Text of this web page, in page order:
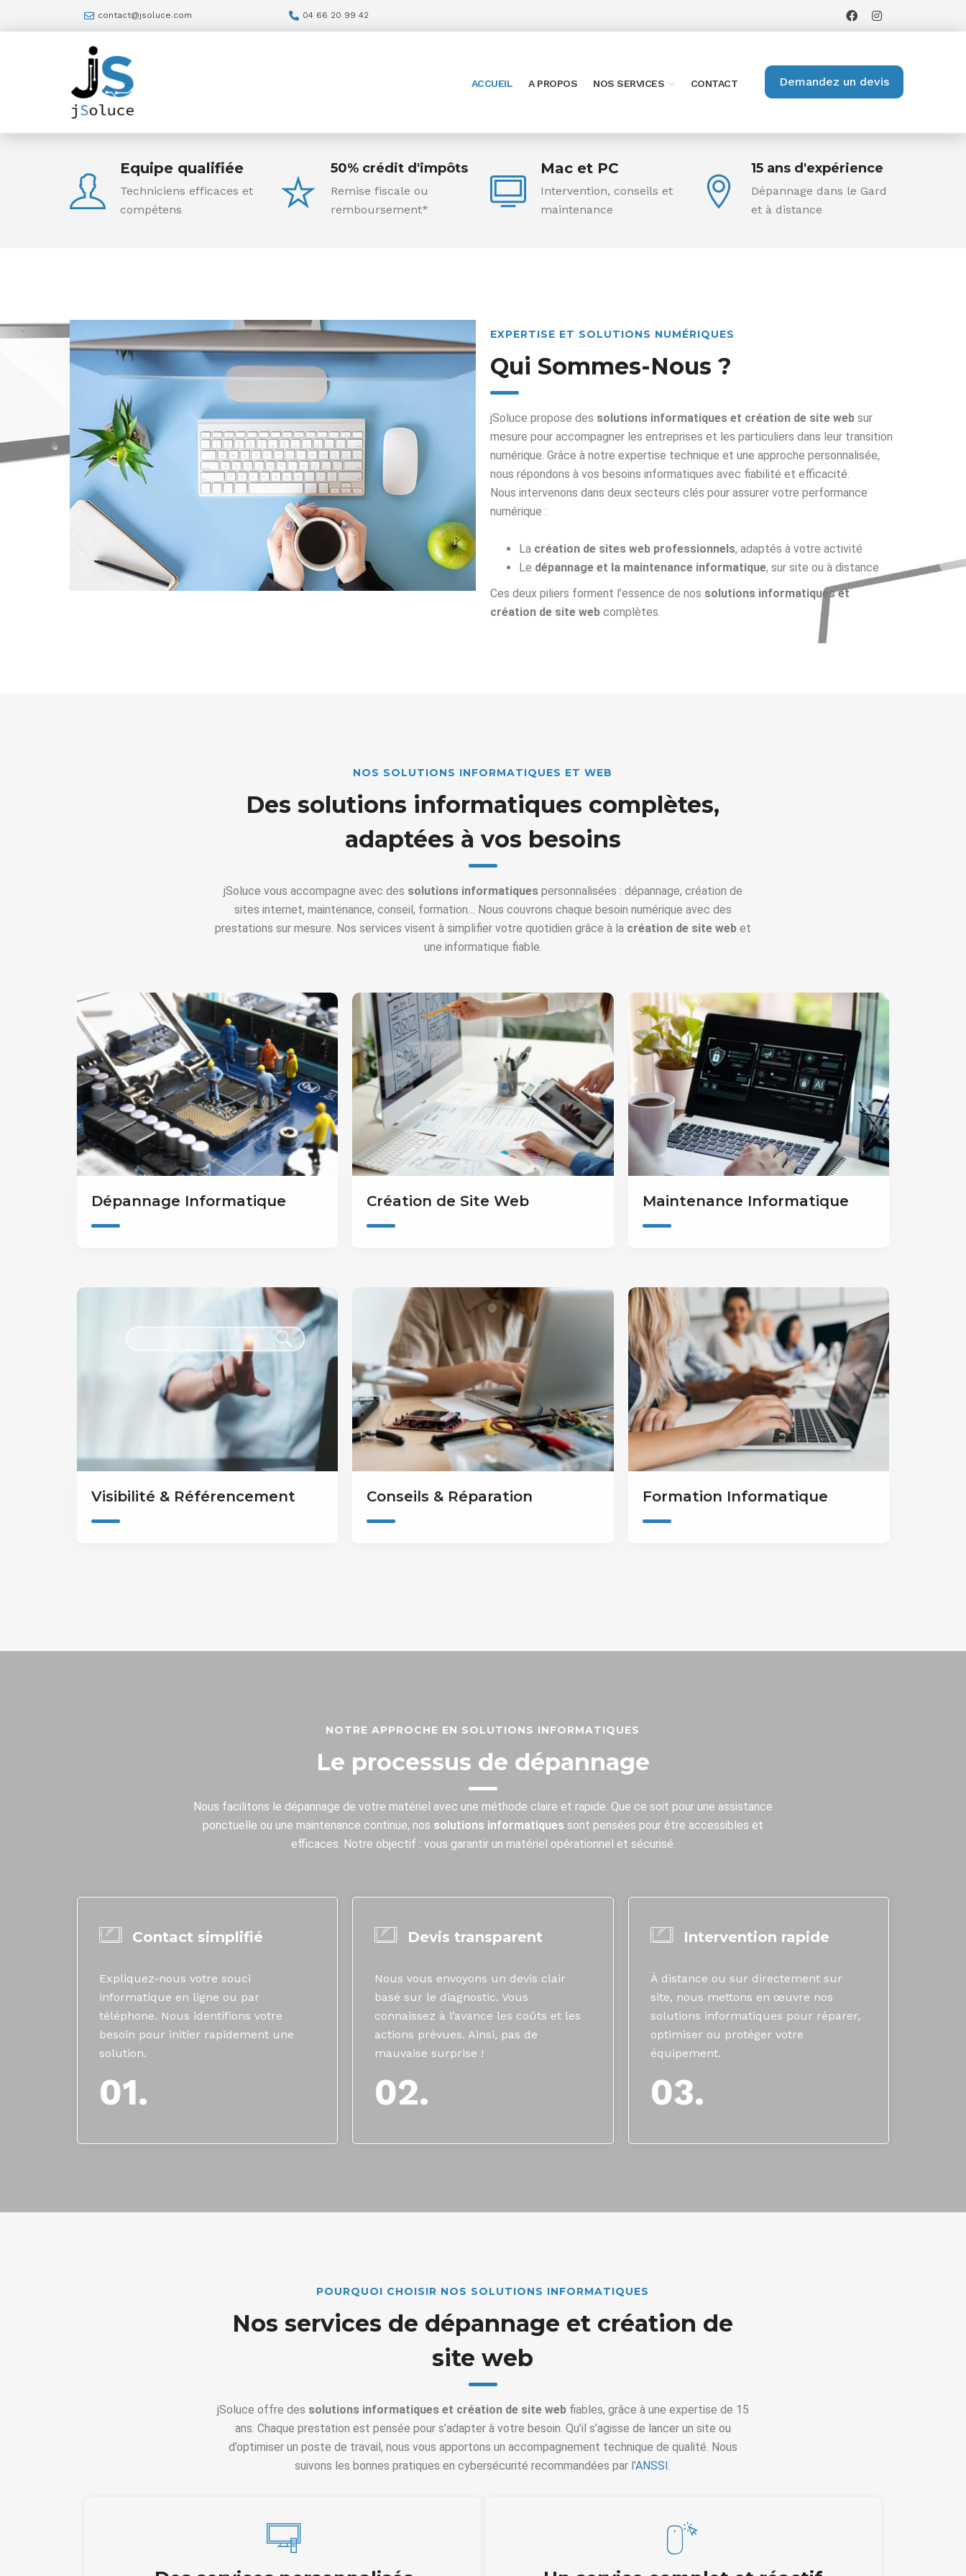
contact@jsoluce.com 04 66 20 99 42
ACCUEIL A PROPOS NOS SERVICES CONTACT Demandez un devis
Equipe qualifiée
Techniciens efficaces et
compétens
50% crédit d'impôts
Remise fiscale ou
remboursement*
Mac et PC
Intervention, conseils et
maintenance
15 ans d'expérience
Dépannage dans le Gard
et à distance
EXPERTISE ET SOLUTIONS NUMÉRIQUES
Qui Sommes-Nous ?
jSoluce propose des solutions informatiques et création de site web sur
mesure pour accompagner les entreprises et les particuliers dans leur transition
numérique. Grâce à notre expertise technique et une approche personnalisée,
nous répondons à vos besoins informatiques avec fiabilité et efficacité.
Nous intervenons dans deux secteurs clés pour assurer votre performance
numérique :
La création de sites web professionnels, adaptés à votre activité
Le dépannage et la maintenance informatique, sur site ou à distance
Ces deux piliers forment l’essence de nos solutions informatiques et
création de site web complètes.
NOS SOLUTIONS INFORMATIQUES ET WEB
Des solutions informatiques complètes,
adaptées à vos besoins
jSoluce vous accompagne avec des solutions informatiquespersonnalisées : dépannage, création de
sites internet, maintenance, conseil, formation… Nous couvrons chaque besoin numérique avec des
prestations sur mesure. Nos services visent à simplifier votre quotidien grâce à la création de site webet
une informatique fiable.
Dépannage Informatique Création de Site Web Maintenance Informatique
Visibilité & Référencement Conseils & Réparation Formation Informatique
NOTRE APPROCHE EN SOLUTIONS INFORMATIQUES
Le processus de dépannage
Nous facilitons le dépannage de votre matériel avec une méthode claire et rapide. Que ce soit pour une assistance
ponctuelle ou une maintenance continue, nos solutions informatiques sont pensées pour être accessibles et
efficaces. Notre objectif : vous garantir un matériel opérationnel et sécurisé.
Contact simplifié
Expliquez-nous votre souci
informatique en ligne ou par
téléphone. Nous identifions votre
besoin pour initier rapidement une
solution.
01.
Devis transparent
Nous vous envoyons un devis clair
basé sur le diagnostic. Vous
connaissez à l’avance les coûts et les
actions prévues. Ainsi, pas de
mauvaise surprise !
02.
Intervention rapide
À distance ou sur directement sur
site, nous mettons en œuvre nos
solutions informatiques pour réparer,
optimiser ou protéger votre
équipement.
03.
POURQUOI CHOISIR NOS SOLUTIONS INFORMATIQUES
Nos services de dépannage et création de
site web
jSoluce offre des solutions informatiques et création de site webfiables, grâce à une expertise de 15
ans. Chaque prestation est pensée pour s’adapter à votre besoin. Qu’il s’agisse de lancer un site ou
d’optimiser un poste de travail, nous vous apportons un accompagnement technique de qualité. Nous
suivons les bonnes pratiques en cybersécurité recommandées par l’ANSSI